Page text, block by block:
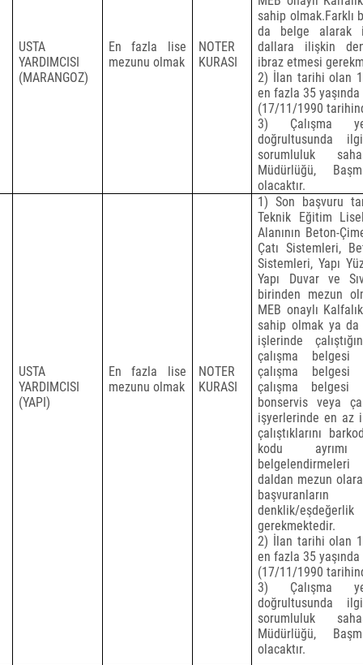
USTA
YARDIMCISI
(MARANGOZ)
En fazla lise
mezunu olmak
NOTER
KURASI
sahip olmak.Farklı
da belge alarak
dallara ilişkin
ibraz etmesi
2) İlan tarihi olan
en fazla 35
(17/11/1990
3) Çalışma
doğrultusunda
sorumluluk
Müdürlüğü,
olacaktır.
USTA
YARDIMCISI
(YAPI)
En fazla lise
mezunu olmak
NOTER
KURASI
1) Son başvuru
Teknik Eğitim
Alanının Beton-
Çatı Sistemleri,
Sistemleri, Yapı
Yapı Duvar ve
birinden mezun
MEB onaylı Kalfalık
sahip olmak ya
işlerinde
çalışma belgesi
çalışma belgesi
çalışma belgesi
bonservis veya
işyerlerinde en az
çalıştıklarını
kodu ayrımı
belgelendirmeleri
daldan mezun
başvuranların
denklik/
gerekmektedir.
2) İlan tarihi olan
en fazla 35
(17/11/1990
3) Çalışma
doğrultusunda
sorumluluk
Müdürlüğü,
olacaktır.